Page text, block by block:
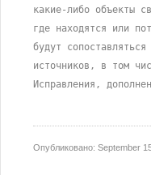
какие-либо объекты
где находятся или
будут
источников, в том
Исправления,
Опубликовано: September